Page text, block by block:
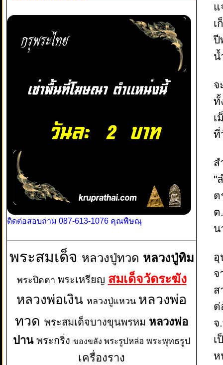
ติดต่อสอบถาม 087-613-1076 คุณพิษณุ
พระสมเด็จ หลวงปู่ทวด หลวงปู่ทิม
พระปิดตา พระเหรียญ สมเด็จวัดระฆัง
หลวงพ่อเงิน หลวงปู่แหวน หลวงพ่อ
ทวด พระสมเด็จบางขุนพรหม หลวงพ่อ
ปาน พระกริ่ง ของขลัง พระรูปหล่อ พระพุทธรูป
เครื่องราง
แ
เ
ปี
น้
จ
ทั้
เ
ที่
ส
"
ต
ต
น
อุ
จ
ส
ต่
จ
เ
ห